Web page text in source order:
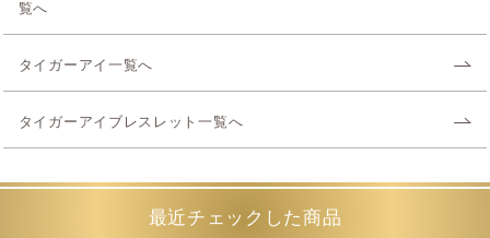
覧へ
タイガーアイ一覧へ
タイガーアイブレスレット一覧へ
最近チェックした商品